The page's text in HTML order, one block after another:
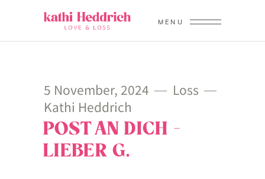
MENU
5 November, 2024
Loss
Kathi Heddrich
POST AN DICH –
LIEBER G.